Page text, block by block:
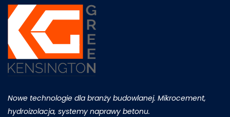
Nowe technologie dla branży budowlanej. Mikrocement,
hydroizolacja, systemy naprawy betonu.